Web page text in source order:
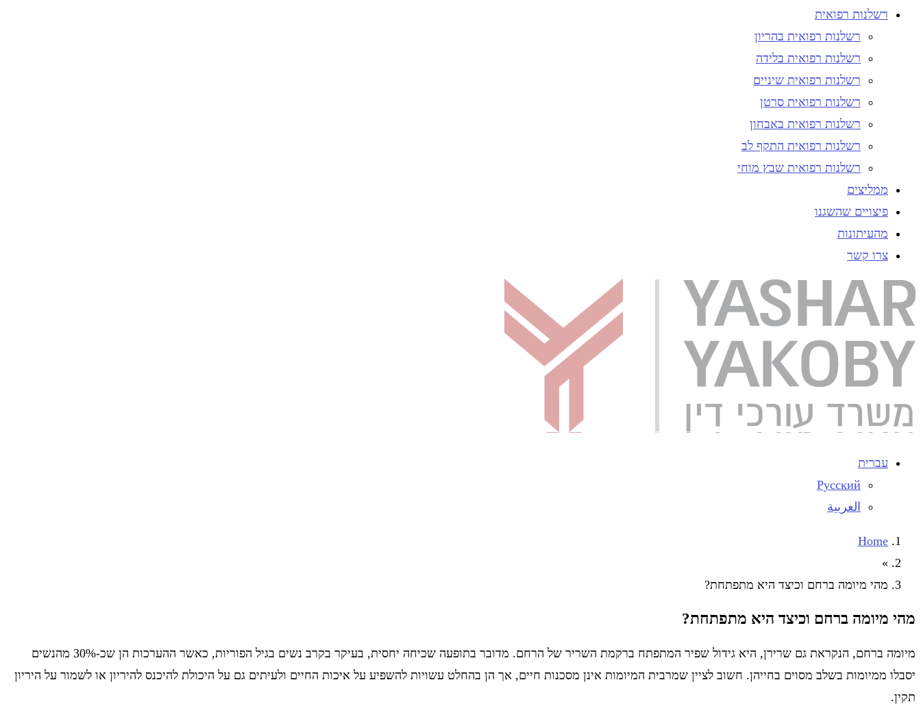
רשלנות רפואית
רשלנות רפואית בהריון
רשלנות רפואית בלידה
רשלנות רפואית שיניים
רשלנות רפואית סרטן
רשלנות רפואית באבחון
רשלנות רפואית התקף לב
רשלנות רפואית שבץ מוחי
ממליצים
פיצויים שהשגנו
מהעיתונות
צרו קשר
עברית
Русский
العربية
Home
»
מהי מיומה ברחם וכיצד היא מתפתחת?
מהי מיומה ברחם וכיצד היא מתפתחת?
מיומה ברחם, הנקראת גם שרירן, היא גידול שפיר המתפתח ברקמת השריר של הרחם. מדובר בתופעה שכיחה יחסית, בעיקר בקרב נשים בגיל הפוריות, כאשר ההערכות הן שכ-30% מהנשים
יסבלו ממיומות בשלב מסוים בחייהן. חשוב לציין שמרבית המיומות אינן מסכנות חיים, אך הן בהחלט עשויות להשפיע על איכות החיים ולעיתים גם על היכולת להיכנס להיריון או לשמור על היריון
תקין.